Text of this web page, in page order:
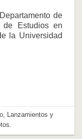
de
de Estudios en
la Universidad
, Lanzamientos y
.